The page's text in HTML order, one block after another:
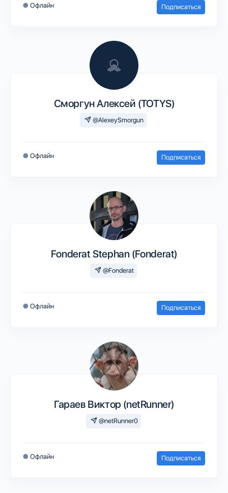
● Офлайн Подписаться
Сморгун Алексей (TOTYS)
@AlexeySmorgun
● Офлайн Подписаться
Fonderat Stephan (Fonderat)
@Fonderat
● Офлайн Подписаться
Гараев Виктор (netRunner)
@netRunner0
● Офлайн Подписаться